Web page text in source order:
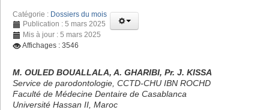
Catégorie : Dossiers du mois
Publication : 5 mars 2025
Mis à jour : 5 mars 2025
Affichages : 3546
M. OULED BOUALLALA, A. GHARIBI, Pr. J. KISSA
Service de parodontologie, CCTD-CHU IBN ROCHD
Faculté de Médecine Dentaire de Casablanca
Université Hassan II, Maroc